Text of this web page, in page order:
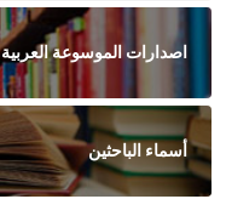
اصدارات الموسوعة العربية
أسماء الباحثين